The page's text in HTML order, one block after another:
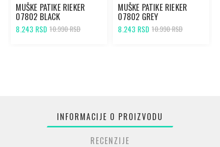
MUŠKE PATIKE RIEKER
07802 BLACK
8.243 RSD 10.990 RSD
MUŠKE PATIKE RIEKER
07802 GREY
8.243 RSD 10.990 RSD
INFORMACIJE O PROIZVODU
RECENZIJE